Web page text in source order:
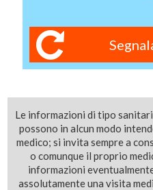
Le informazioni di tipo
possono in alcun modo
medico; si invita sempre a
o comunque il proprio
informazioni
assolutamente una visita